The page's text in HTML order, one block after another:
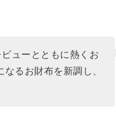
ューとともに熱くお
るお財布を新調し、